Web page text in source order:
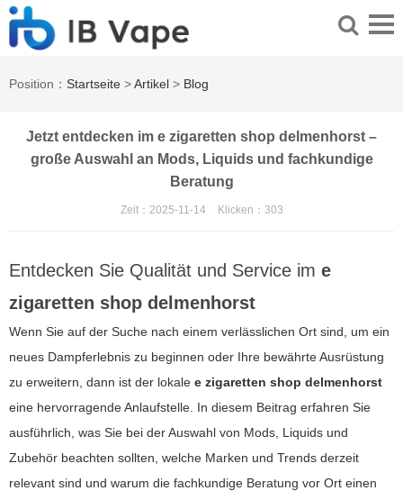
Position： Startseite >Artikel > Blog
Jetzt entdecken im e zigaretten shop delmenhorst –
große Auswahl an Mods, Liquids und fachkundige
Beratung
Zeit：2025-11-14 Klicken： 303
Entdecken Sie Qualität und Service im e
zigaretten shop delmenhorst
Wenn Sie auf der Suche nach einem verlässlichen Ort sind, um ein
neues Dampferlebnis zu beginnen oder Ihre bewährte Ausrüstung
zu erweitern, dann ist der lokale e zigaretten shop delmenhorst
eine hervorragende Anlaufstelle. In diesem Beitrag erfahren Sie
ausführlich, was Sie bei der Auswahl von Mods, Liquids und
Zubehör beachten sollten, welche Marken und Trends derzeit
relevant sind und warum die fachkundige Beratung vor Ort einen